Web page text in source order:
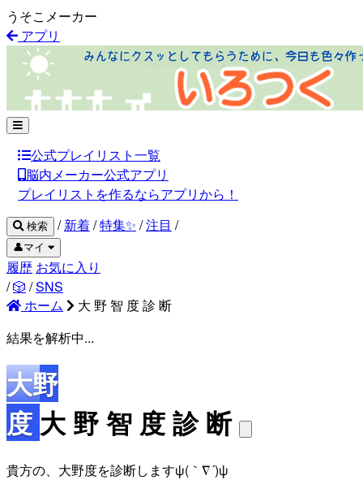
うそこメーカー
アプリ
公式プレイリスト一覧
脳内メーカー公式アプリ
プレイリストを作るならアプリから！
検索 / 新着/特集✨ /注目 /
👤マイ
履歴 お気に入り
/🎲 /SNS
ホーム
大 野 智 度 診 断
結果を解析中...
大野
度 大 野 智 度 診 断
貴方の、大野度を診断しますψ(｀∇´)ψ